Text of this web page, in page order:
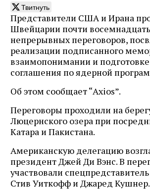
Твитнуть
Представители США и Ирана
Швейцарии почти
непрерывных переговоров,
реализации подписанного
взаимопонимании и
соглашения по ядерной
Об этом сообщает “Axios”.
Переговоры проходили на
Люцернского озера при
Катара и Пакистана.
Американскую делегацию
президент Джей Ди Вэнс. В
участвовали
Стив Уиткофф и Джаред Кушнер.